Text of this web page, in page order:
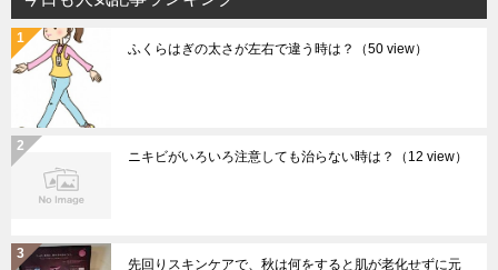
ふくらはぎの太さが左右で違う時は？ （50 view）
ニキビがいろいろ注意しても治らない時は？ （12 view）
先回りスキンケアで、秋は何をすると肌が老化せずに元